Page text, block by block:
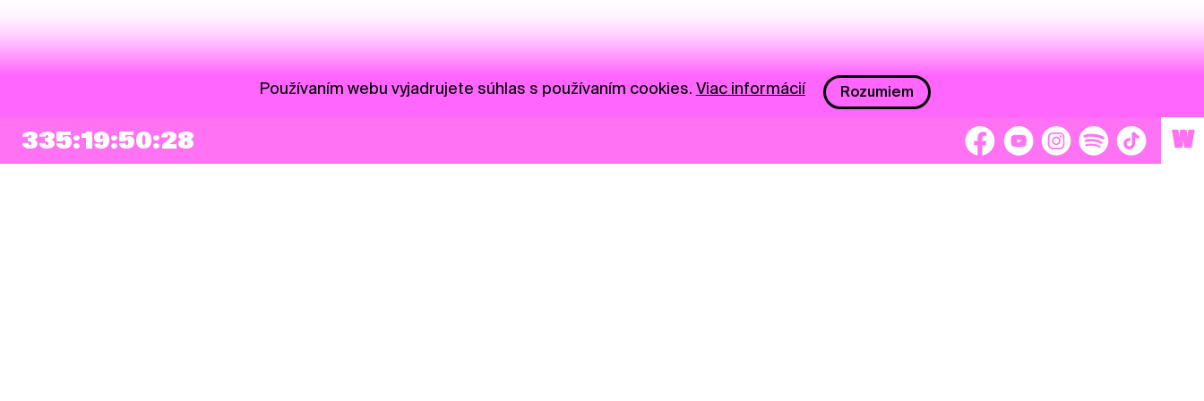
335:19:50:28 W
Používaním webu vyjadrujete súhlas s používaním cookies. Viac informácií Rozumiem